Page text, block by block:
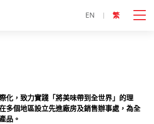
EN 繁
化，致力實踐「將美味帶到全世界」的理
多個地區設立先進廠房及銷售辦事處，為全
品。